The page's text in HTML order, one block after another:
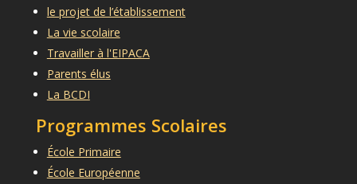
le projet de l’établissement
La vie scolaire
Travailler à l'EIPACA
Parents élus
La BCDI
Programmes Scolaires
École Primaire
École Européenne